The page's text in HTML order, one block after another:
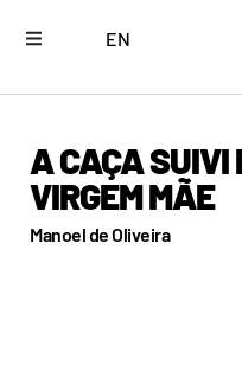
EN
A CAÇA SUIVI
VIRGEM MÃE
Manoel de Oliveira